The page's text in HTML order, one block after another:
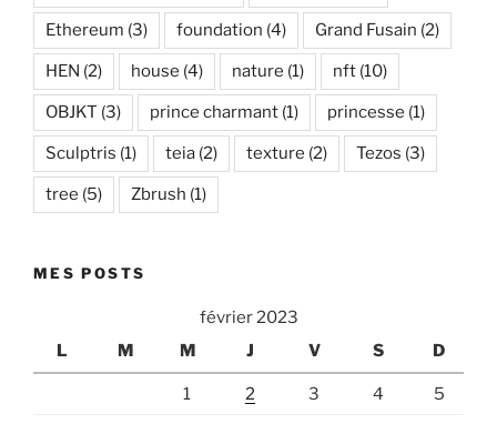
Ethereum (3) foundation (4) Grand Fusain (2)
HEN (2) house (4) nature (1) nft (10)
OBJKT (3) prince charmant (1) princesse (1)
Sculptris (1) teia (2) texture (2) Tezos (3)
tree (5) Zbrush (1)
MES POSTS
février 2023
L
M M J V S D
1 2 3 4 5